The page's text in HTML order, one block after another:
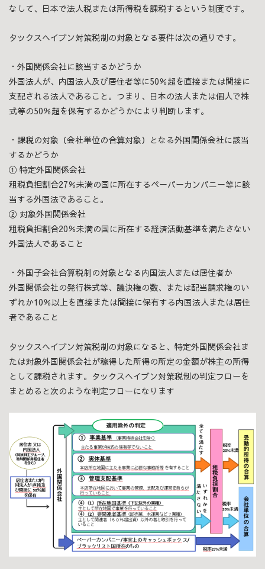
なして、日本で法人税または所得税を課税するという制度です。
タックスヘイブン対策税制の対象となる要件は次の通りです。
・外国関係会社に該当するかどうか
外国法人が、内国法人及び居住者等に50％超を直接または間接に
支配される法人であること。つまり、日本の法人または個人で株
式等の50％超を保有するかどうかにより判断します。
・課税の対象（会社単位の合算対象）となる外国関係会社に該当
するかどうか
① 特定外国関係会社
租税負担割合27％未満の国に所在するペーパーカンパニー等に該
当する外国法であること。
② 対象外国関係会社
租税負担割合20％未満の国に所在する経済活動基準を満たさない
外国法人であること
・外国子会社合算税制の対象となる内国法人または居住者か
外国関係会社の発行株式等、議決権の数、または配当請求権のい
ずれか10％以上を直接または間接に保有する内国法人または居住
者であること
タックスヘイブン対策税制の対象になると、特定外国関係会社ま
たは対象外国関係会社が稼得した所得の所定の金額が株主の所得
として課税されます。タックスヘイブン対策税制の判定フローを
まとめると次のような判定フローになります